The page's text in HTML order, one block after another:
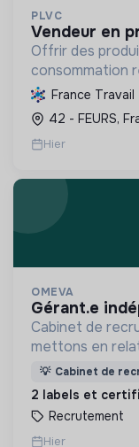
PLVC
vendeur en
Offrir des
consommation
et la solidarité,
environnemental.
France Travail
42 - FEURS,
Hier
OMEVA
gérant.e
Cabinet de
mettons en
soucieuses de
ensemble pour
💡 Cabinet de
2 labels et
Recrutement
Hier